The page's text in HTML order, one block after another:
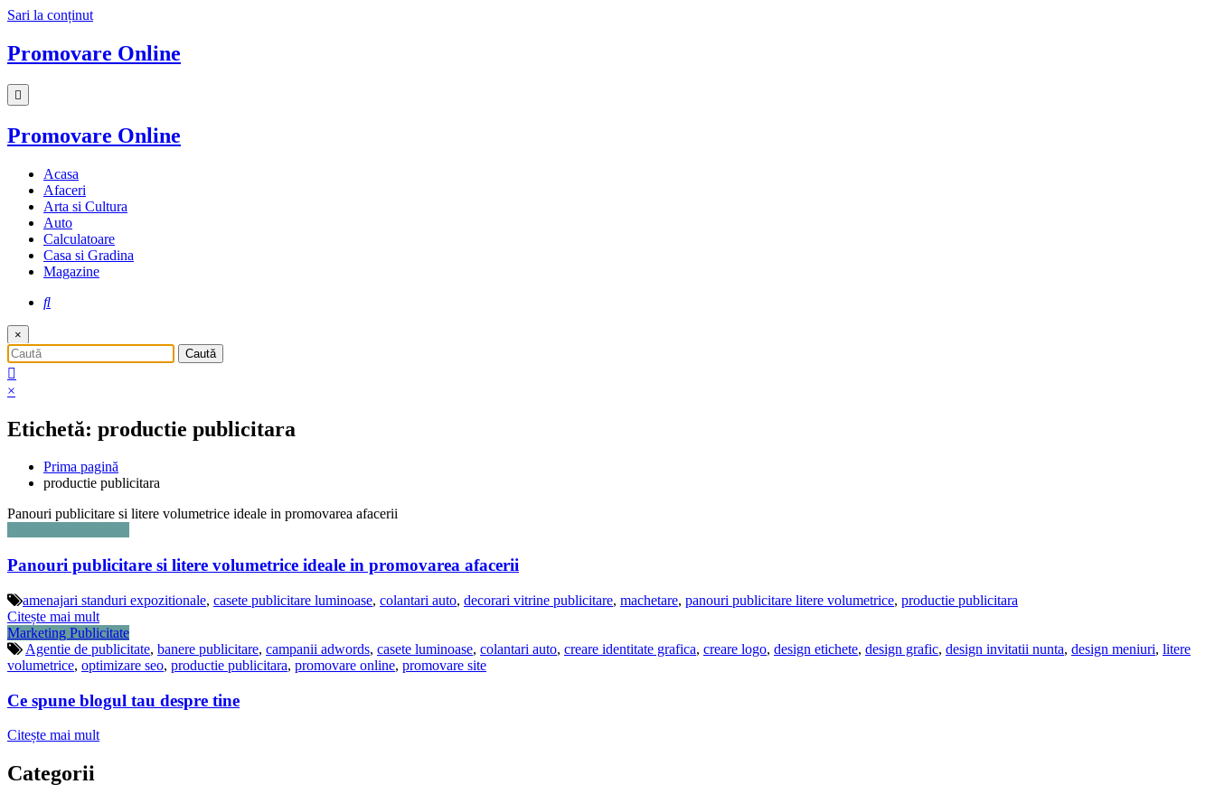
Sari la conținut
Promovare Online
Promovare Online
Acasa
Afaceri
Arta si Cultura
Auto
Calculatoare
Casa si Gradina
Magazine
×
×
Etichetă: productie publicitara
Prima pagină
productie publicitara
Panouri publicitare si litere volumetrice ideale in promovarea afacerii
Panouri publicitare si litere volumetrice ideale in promovarea afacerii
amenajari standuri expozitionale, casete publicitare luminoase, colantari auto, decorari vitrine publicitare, machetare, panouri publicitare litere volumetrice, productie publicitara
Citește mai mult
Marketing Publicitate
Agentie de publicitate, banere publicitare, campanii adwords, casete luminoase, colantari auto, creare identitate grafica, creare logo, design etichete, design grafic, design invitatii nunta, design meniuri, litere
volumetrice, optimizare seo, productie publicitara, promovare online, promovare site
Ce spune blogul tau despre tine
Citește mai mult
Categorii